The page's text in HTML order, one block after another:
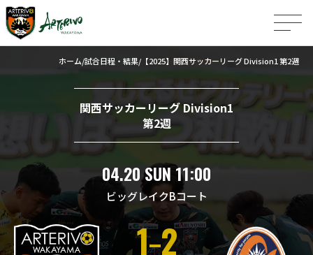
ホーム 試合日程・結果 【2025】関西サッカーリーグ Division1 第2週
関西サッカーリーグ Division1
第2週
04.20 SUN 11:00
ビッグレイクBコート
1 2